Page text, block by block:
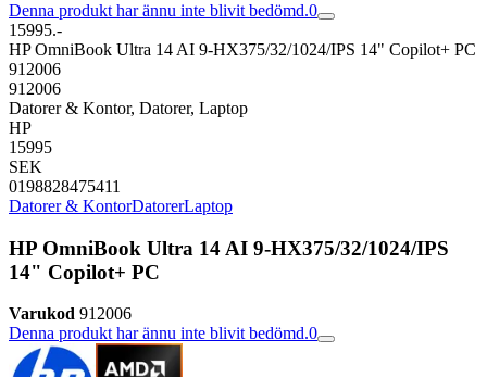
Denna produkt har ännu inte blivit bedömd.0
15995.-
HP OmniBook Ultra 14 AI 9-HX375/32/1024/IPS 14" Copilot+ PC
912006
912006
Datorer & Kontor, Datorer, Laptop
HP
15995
SEK
0198828475411
Datorer & KontorDatorerLaptop
HP OmniBook Ultra 14 AI 9-HX375/32/1024/IPS
14" Copilot+ PC
Varukod 912006
Denna produkt har ännu inte blivit bedömd.0